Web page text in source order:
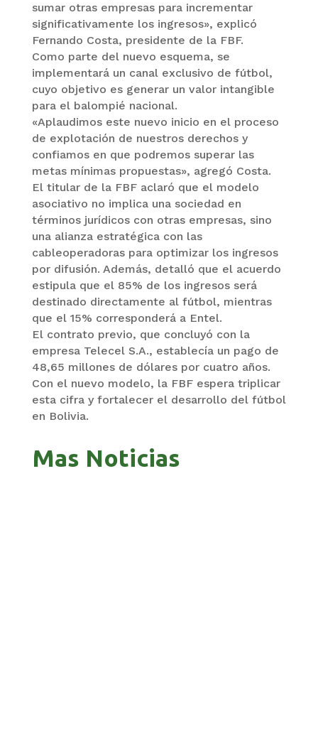
sumar otras empresas para incrementar
significativamente los ingresos», explicó
Fernando Costa, presidente de la FBF.
Como parte del nuevo esquema, se
implementará un canal exclusivo de fútbol,
cuyo objetivo es generar un valor intangible
para el balompié nacional.
«Aplaudimos este nuevo inicio en el proceso
de explotación de nuestros derechos y
confiamos en que podremos superar las
metas mínimas propuestas», agregó Costa.
El titular de la FBF aclaró que el modelo
asociativo no implica una sociedad en
términos jurídicos con otras empresas, sino
una alianza estratégica con las
cableoperadoras para optimizar los ingresos
por difusión. Además, detalló que el acuerdo
estipula que el 85% de los ingresos será
destinado directamente al fútbol, mientras
que el 15% corresponderá a Entel.
El contrato previo, que concluyó con la
empresa Telecel S.A., establecía un pago de
48,65 millones de dólares por cuatro años.
Con el nuevo modelo, la FBF espera triplicar
esta cifra y fortalecer el desarrollo del fútbol
en Bolivia.
Mas Noticias